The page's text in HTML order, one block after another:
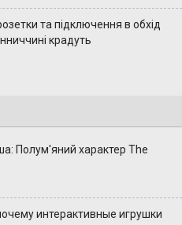
та підключення в обхід
крадуть
Полум'яний характер The
интерактивные игрушки